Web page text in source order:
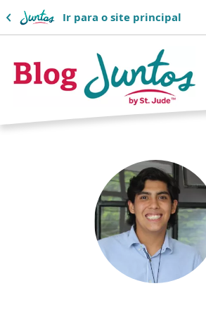
Ir para o site principal
Logotipo